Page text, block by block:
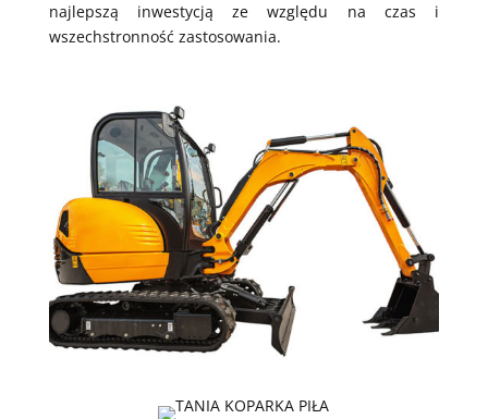
najlepszą inwestycją ze względu na czas i
wszechstronność zastosowania.